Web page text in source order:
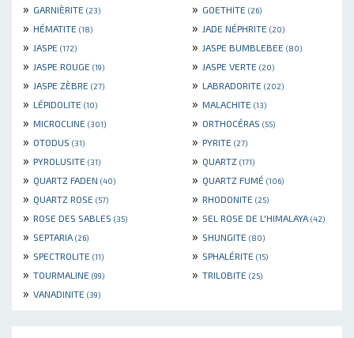
» GARNIÈRITE (23) » GOETHITE (26)
» HÉMATITE (18) » JADE NÉPHRITE (20)
» JASPE (172) » JASPE BUMBLEBEE (80)
» JASPE ROUGE (19) » JASPE VERTE (20)
» JASPE ZÈBRE (27) » LABRADORITE (202)
» LÉPIDOLITE (10) » MALACHITE (13)
» MICROCLINE (301) » ORTHOCÉRAS (55)
» OTODUS (31) » PYRITE (27)
» PYROLUSITE (31) » QUARTZ (171)
» QUARTZ FADEN (40) » QUARTZ FUMÉ (106)
» QUARTZ ROSE (57) » RHODONITE (25)
» ROSE DES SABLES (35) » SEL ROSE DE L'HIMALAYA (42)
» SEPTARIA (26) » SHUNGITE (80)
» SPECTROLITE (11) » SPHALÉRITE (15)
» TOURMALINE (99) » TRILOBITE (25)
» VANADINITE (39)